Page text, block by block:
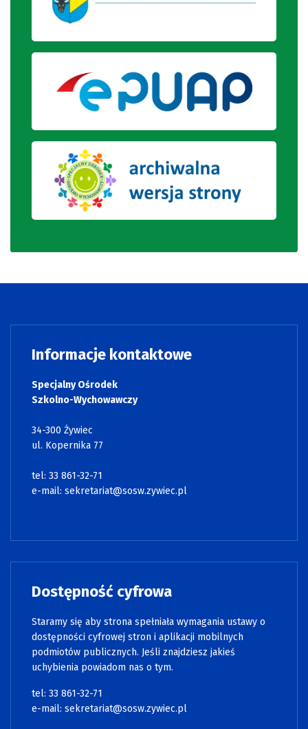
Informacje kontaktowe
Specjalny Ośrodek
Szkolno-Wychowawczy
34-300 Żywiec
ul. Kopernika 77
tel: 33 861-32-71
e-mail: sekretariat@sosw.zywiec.pl
Dostępność cyfrowa
Staramy się aby strona spełniała wymagania ustawy o
dostępności cyfrowej stron i aplikacji mobilnych
podmiotów publicznych. Jeśli znajdziesz jakieś
uchybienia powiadom nas o tym.
tel: 33 861-32-71
e-mail: sekretariat@sosw.zywiec.pl